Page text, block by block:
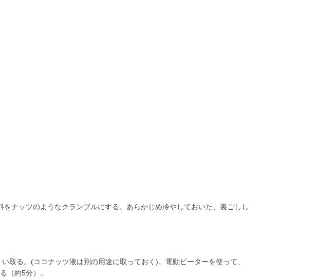
ナッツのようなクランブルにする。あらかじめ冷やしておいた、裏ごしし
取る。(ココナッツ液は別の用途に取っておく)。電動ビーターを使って、
（約5分）。